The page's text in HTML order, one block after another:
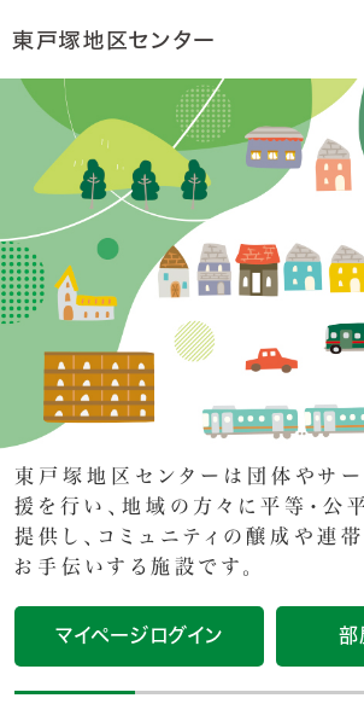
東戸塚地区センターは団体やサ
援を行い、地域の方々に平等・公
提供し、コミュニティの醸成や連
お手伝いする施設です。
マイページログイン 部